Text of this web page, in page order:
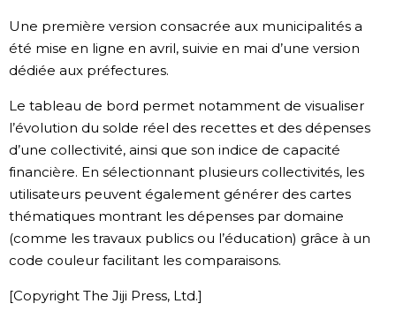
Une première version consacrée aux municipalités a
été mise en ligne en avril, suivie en mai d’une version
dédiée aux préfectures.
Le tableau de bord permet notamment de visualiser
l’évolution du solde réel des recettes et des dépenses
d’une collectivité, ainsi que son indice de capacité
financière. En sélectionnant plusieurs collectivités, les
utilisateurs peuvent également générer des cartes
thématiques montrant les dépenses par domaine
(comme les travaux publics ou l’éducation) grâce à un
code couleur facilitant les comparaisons.
[Copyright The Jiji Press, Ltd.]